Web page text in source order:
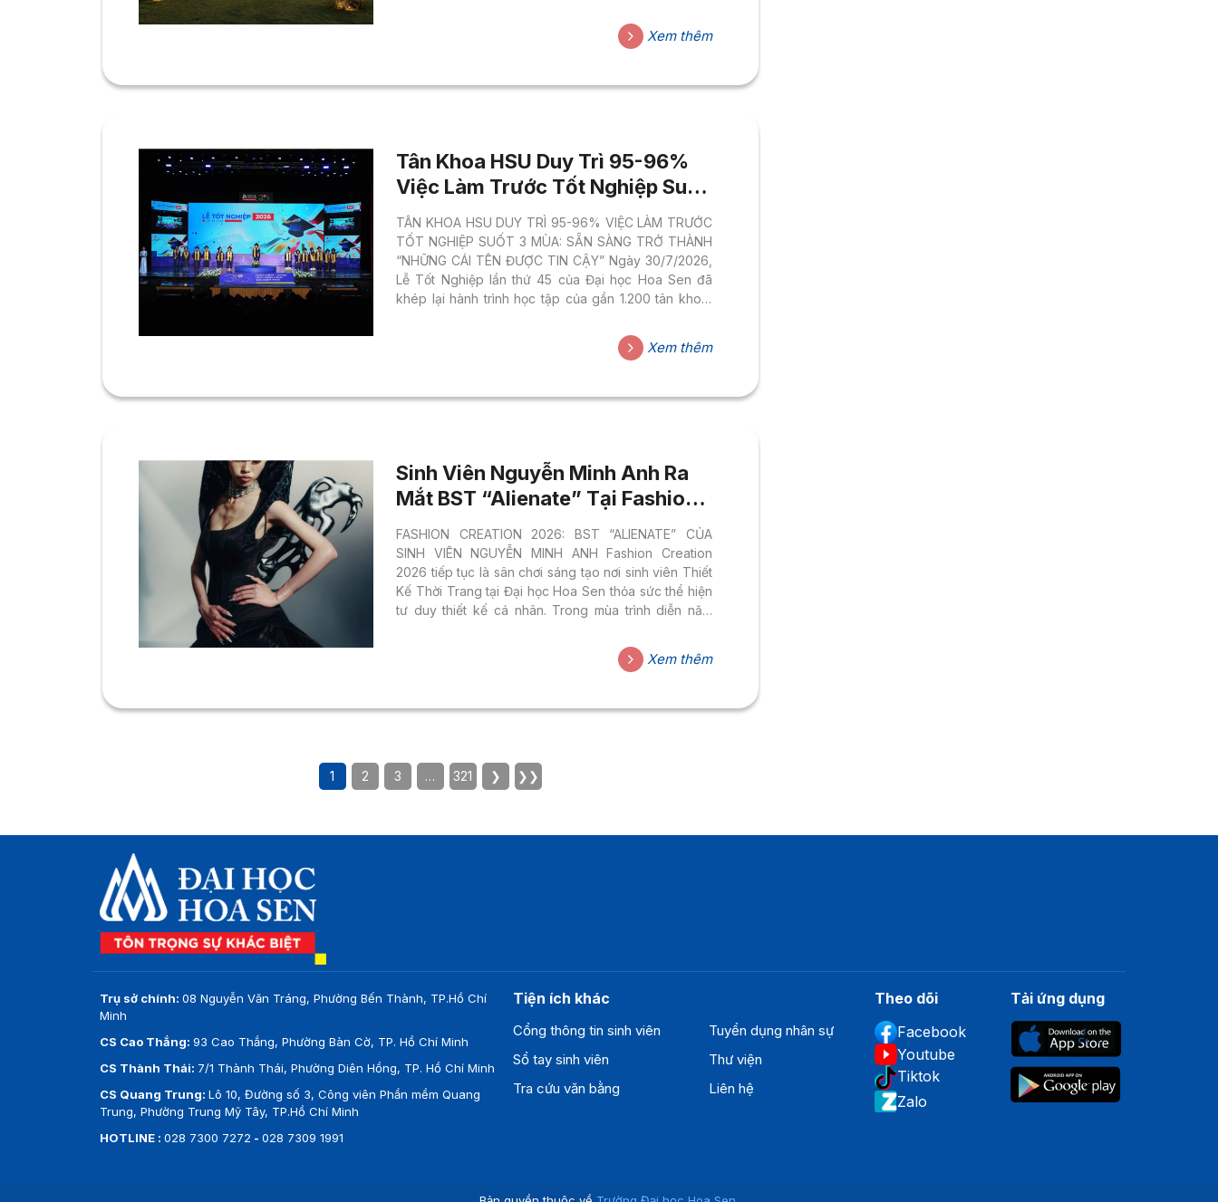
mạng và tài sản người dân. Trước câu hỏi lớn “kiến
trúc có thể bảo vệ con người ra sao trước sự giận dữ
Ngành...
Xem thêm
Tân Khoa HSU Duy Trì 95-96%
Việc Làm Trước Tốt Nghiệp Suốt
3 Mùa: Sẵn Sàng Trở Thành
Những Cái Tên Được Tin Cậy
TÂN KHOA HSU DUY TRÌ 95-96% VIỆC LÀM TRƯỚC
TỐT NGHIỆP SUỐT 3 MÙA: SẴN SÀNG TRỞ THÀNH
“NHỮNG CÁI TÊN ĐƯỢC TIN CẬY” Ngày 30/7/2026,
Lễ Tốt Nghiệp lần thứ 45 của Đại học Hoa Sen đã
khép lại hành trình học tập của gần 1.200 tân khoa,
35 năm đào tạo gắn liền với thực tiễn doanh nghiệp.
Không chỉ là dịp tôn vinh những nỗ lực học tập, sự
tỷ lệ việc làm của sinh...
Xem thêm
Sinh Viên Nguyễn Minh Anh Ra
Mắt BST “Alienate” Tại Fashion
Creation 2026
FASHION CREATION 2026: BST “ALIENATE” CỦA
SINH VIÊN NGUYỄN MINH ANH Fashion Creation
2026 tiếp tục là sân chơi sáng tạo nơi sinh viên Thiết
Kế Thời Trang tại Đại học Hoa Sen thỏa sức thể hiện
tư duy thiết kế cá nhân. Trong mùa trình diễn năm
tập mang tên “Alienate” – một hành trình thời trang
đầy táo bạo, nơi ranh giới giữa sự xa lạ và cái đẹp
quen thuộc, “Alienate” chọn cách tồn tại độc...
Xem thêm
1 2 3 … 321 ❯ ❯❯
Trụ sở chính: 08 Nguyễn Văn Tráng, Phường Bến Thành, TP.Hồ Chí
Minh
CS Cao Thắng: 93 Cao Thắng, Phường Bàn Cờ, TP. Hồ Chí Minh
CS Thành Thái: 7/1 Thành Thái, Phường Diên Hồng, TP. Hồ Chí Minh
CS Quang Trung: Lô 10, Đường số 3, Công viên Phần mềm Quang
Trung, Phường Trung Mỹ Tây, TP.Hồ Chí Minh
HOTLINE : 028 7300 7272 - 028 7309 1991
Tiện ích khác
Cổng thông tin sinh viên
Sổ tay sinh viên
Tra cứu văn bằng
Tuyển dụng nhân sự
Thư viện
Liên hệ
Theo dõi
Facebook
Youtube
Tiktok
Zalo
Tải ứng dụng